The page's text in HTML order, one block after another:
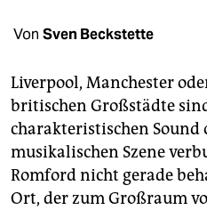
abo
genossenschaft
epaper login
Von Sven Beckstette
Liverpool, Manchester
britischen Großstädte
charakteristischen
musikalischen Szene
Romford nicht gerade
Ort, der zum Großraum